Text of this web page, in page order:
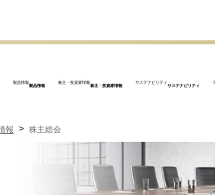
製品情報
製品情報
株主・投資家情報
株主・投資家情報
サステナビリティ
サステナビリティ
報 株主総会